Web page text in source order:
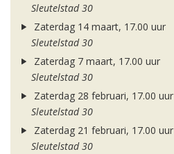
Sleutelstad 30
Zaterdag 14 maart, 17.00 uur
Sleutelstad 30
Zaterdag 7 maart, 17.00 uur
Sleutelstad 30
Zaterdag 28 februari, 17.00 uur
Sleutelstad 30
Zaterdag 21 februari, 17.00 uur
Sleutelstad 30